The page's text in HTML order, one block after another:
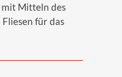
mit Mitteln des
für das